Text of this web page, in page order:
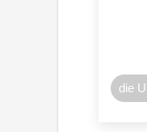
die